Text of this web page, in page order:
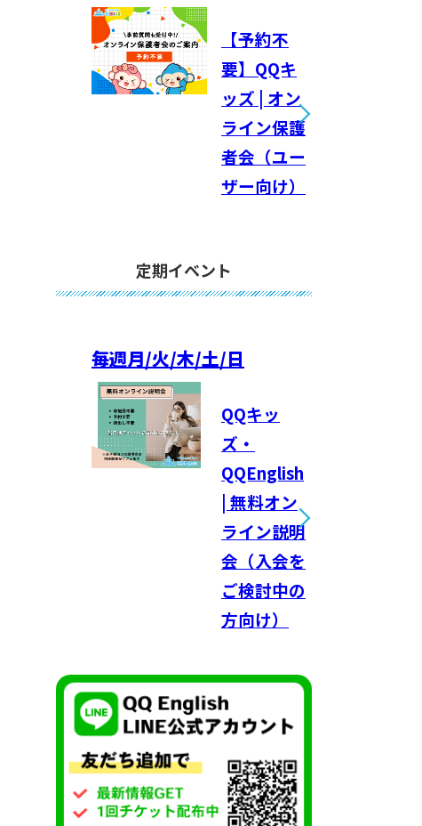
【予約不
要】QQキ
ッズ | オン
ライン保護
者会（ユー
ザー向け）
定期イベント
毎週月/火/木/土/日
QQキッ
ズ・
QQEnglish
| 無料オン
ライン説明
会（入会を
ご検討中の
方向け）